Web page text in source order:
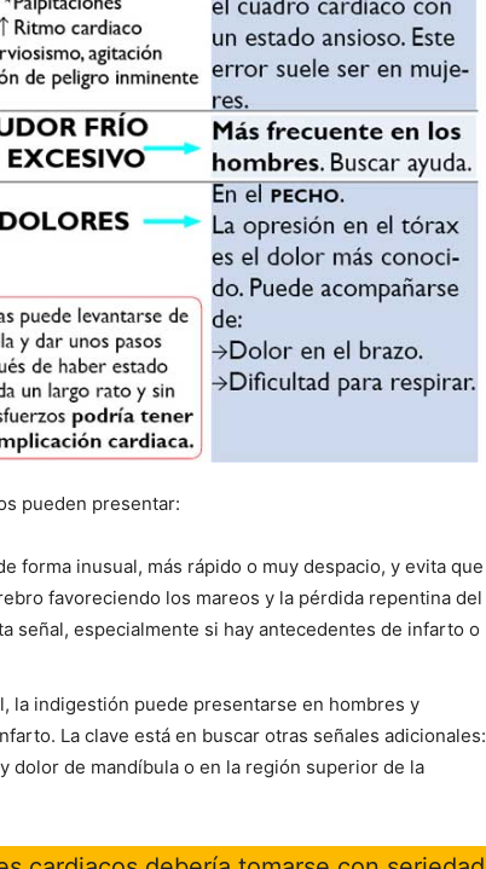
pueden presentar:
forma inusual, más rápido o muy despacio, y evita que
favoreciendo los mareos y la pérdida repentina del
señal, especialmente si hay antecedentes de infarto o
la indigestión puede presentarse en hombres y
La clave está en buscar otras señales adicionales:
dolor de mandíbula o en la región superior de la